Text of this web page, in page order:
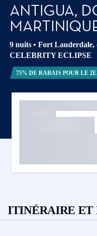
ANTIGUA,
9 nuits • Fort Lauderdale,
CELEBRITY ECLIPSE
75% DE RABAIS POUR LE
ITINÉRAIRE ET